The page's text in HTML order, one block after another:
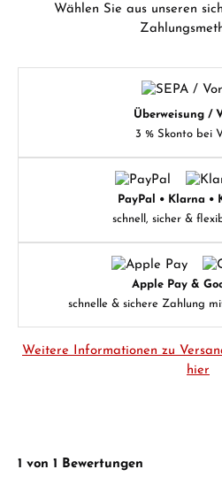
Wählen Sie aus unseren
Überweisung /
3 % Skonto bei
PayPal • Klarna •
schnell, sicher &
Apple Pay &
schnelle & sichere Zahlung
Weitere Informationen zu
hier
1 von 1 Bewertungen